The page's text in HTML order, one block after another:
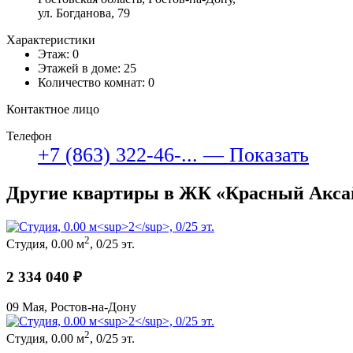
ул. Богданова, 79
Характеристики
Этаж: 0
Этажей в доме: 25
Количество комнат: 0
Контактное лицо
Телефон
+7 (863) 322-46-... — Показать
Другие квартиры в ЖК «Красный
Студия, 0.00 м2, 0/25 эт.
2 334 040 ₽
09 Мая, Ростов-на-Дону
Студия, 0.00 м2, 0/25 эт.